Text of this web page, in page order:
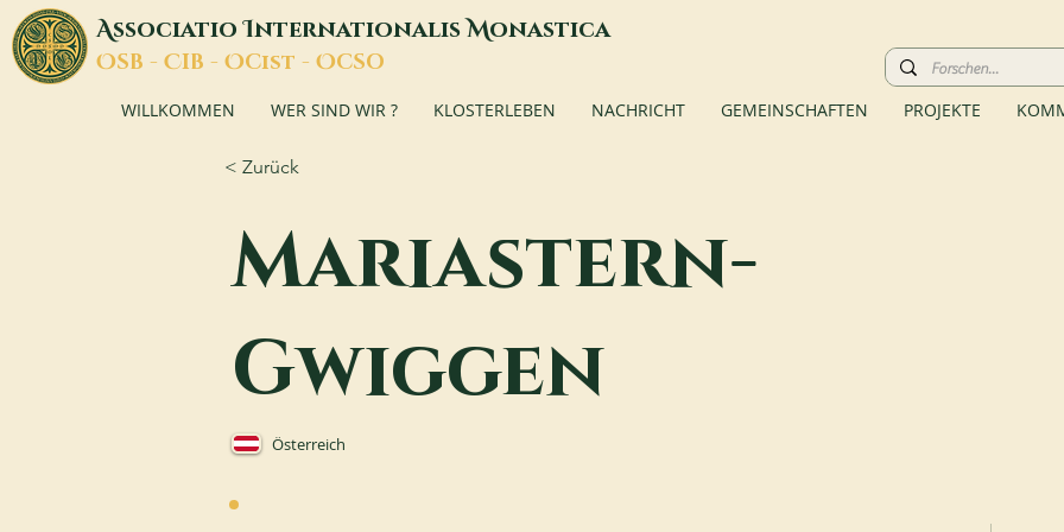
AssociatioInternationalisMonastica
OSB - CIB - OCist - OCSO
WILLKOMMEN WER SIND WIR ? KLOSTERLEBEN NACHRICHT GEMEINSCHAFTEN PROJEKTE
< Zurück
Mariastern-
Gwiggen
Österreich